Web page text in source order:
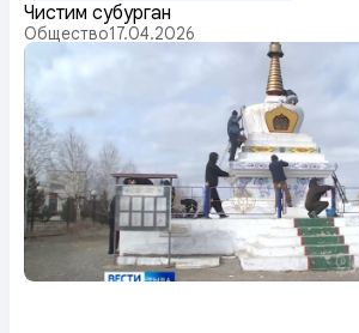
Чистим субурган
Общество17.04.2026